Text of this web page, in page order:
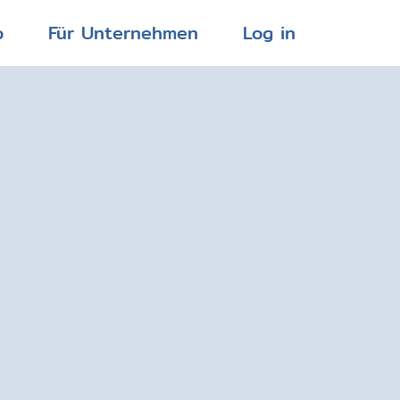
Für Unternehmen Log in